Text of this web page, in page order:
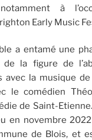
notamment à
Early Music
a entamé une
la figure de
avec la musique
le comédien
de Saint-
en novembre
de Blois, et